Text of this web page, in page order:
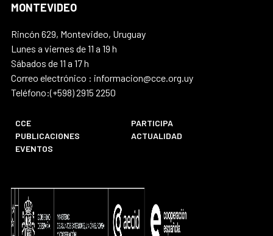
MONTEVIDEO
Rincón 629, Montevideo, Uruguay
Lunes a viernes de 11 a 19 h
Sábados de 11 a 17 h
Correo electrónico : informacion@cce.org.uy
Teléfono:(+598) 2915 2250
CCE
PARTICIPA
PUBLICACIONES
ACTUALIDAD
EVENTOS